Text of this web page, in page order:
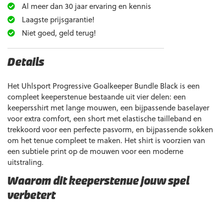
Al meer dan 30 jaar ervaring en kennis
Laagste prijsgarantie!
Niet goed, geld terug!
Details
Het Uhlsport Progressive Goalkeeper Bundle Black is een
compleet keeperstenue bestaande uit vier delen: een
keepersshirt met lange mouwen, een bijpassende baselayer
voor extra comfort, een short met elastische tailleband en
trekkoord voor een perfecte pasvorm, en bijpassende sokken
om het tenue compleet te maken. Het shirt is voorzien van
een subtiele print op de mouwen voor een moderne
uitstraling.
Waarom dit keeperstenue jouw spel
verbetert